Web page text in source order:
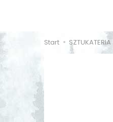
Start SZTUKATERIA